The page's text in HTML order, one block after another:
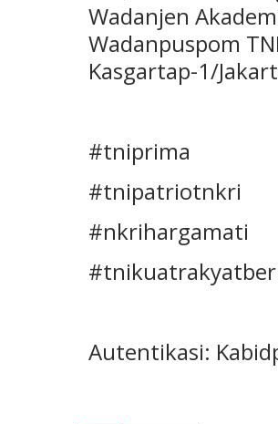
Wadanjen
Wadanpuspom
Kasgartap-1/
#tniprima
#tnipatriotnkri
#nkrihargamati
Autentikasi: